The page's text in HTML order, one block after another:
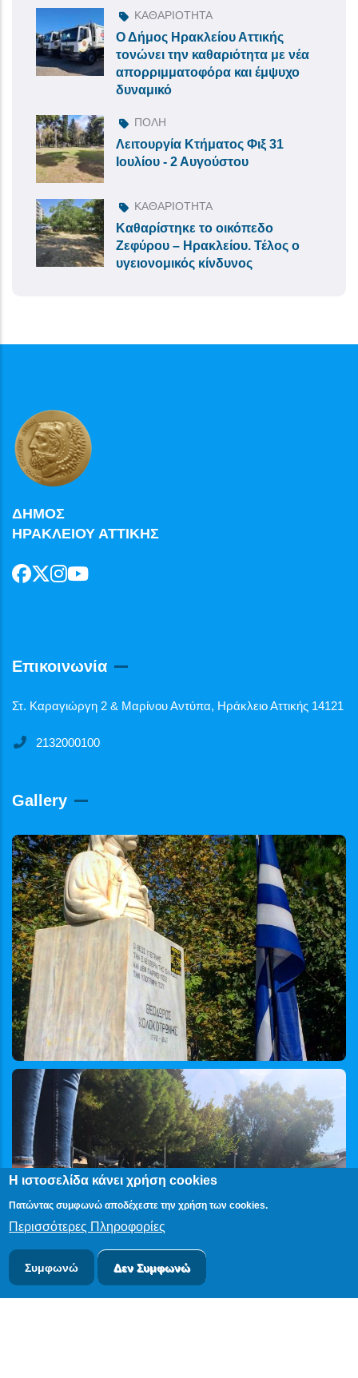
ΚΑΘΑΡΙΟΤΗΤΑ
Ο Δήμος Ηρακλείου Αττικής
τονώνει την καθαριότητα με νέα
απορριμματοφόρα και έμψυχο
δυναμικό
ΠΟΛΗ
Λειτουργία Κτήματος Φιξ 31
Ιουλίου - 2 Αυγούστου
ΚΑΘΑΡΙΟΤΗΤΑ
Καθαρίστηκε το οικόπεδο
Ζεφύρου – Ηρακλείου. Τέλος ο
υγειονομικός κίνδυνος
ΔΗΜΟΣ
ΗΡΑΚΛΕΙΟΥ ΑΤΤΙΚΗΣ
Επικοινωνία
Στ. Καραγιώργη 2 & Μαρίνου Αντύπα, Ηράκλειο Αττικής 14121
2132000100
Gallery
Η ιστοσελίδα κάνει χρήση cookies
Πατώντας συμφωνώ αποδέχεστε την χρήση των cookies.
Περισσότερες Πληροφορίες
Συμφωνώ Δεν Συμφωνώ